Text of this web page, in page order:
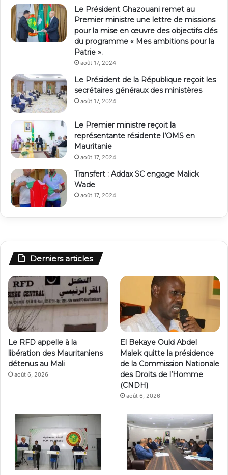
Le Président Ghazouani remet au
Premier ministre une lettre de missions
pour la mise en œuvre des objectifs clés
du programme « Mes ambitions pour la
Patrie ».
août 17, 2024
Le Président de la République reçoit les
secrétaires généraux des ministères
août 17, 2024
Le Premier ministre reçoit la
représentante résidente l’OMS en
Mauritanie
août 17, 2024
Transfert : Addax SC engage Malick
Wade
août 17, 2024
Derniers articles
Le RFD appelle à la
libération des Mauritaniens
détenus au Mali
août 6, 2026
El Bekaye Ould Abdel
Malek quitte la présidence
de la Commission Nationale
des Droits de l’Homme
(CNDH)
août 6, 2026